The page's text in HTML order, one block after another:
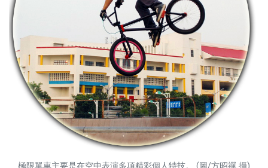
極限單車主要是在空中表演多項精彩個人特技。 (圖/方昭禪 攝)